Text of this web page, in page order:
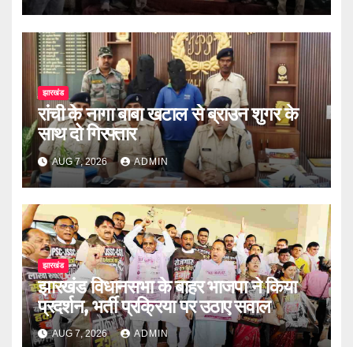
झारखंड
रांची के नागा बाबा खटाल से ब्राउन शुगर के
साथ दो गिरफ्तार
AUG 7, 2026 ADMIN
झारखंड
झारखंड विधानसभा के बाहर भाजपा ने किया
प्रदर्शन, भर्ती प्रक्रिया पर उठाए सवाल
AUG 7, 2026 ADMIN